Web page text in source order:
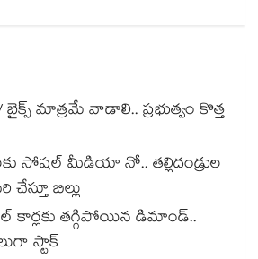
మాత్రమే వాడాలి.. ప్రభుత్వం కొత్త
సోషల్ మీడియా నో.. తల్లిదండ్రుల
బిల్లు
కార్లకు తగ్గిపోయిన డిమాండ్..
స్టాక్